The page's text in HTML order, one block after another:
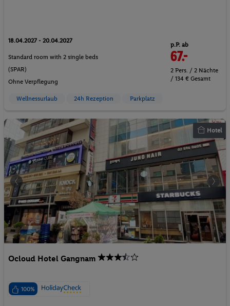
18.04.2027 - 20.04.2027
Standard room with 2 single beds
(SPAR)
Ohne Verpflegung
p.P. ab
67.-
2 Pers. / 2 Nächte
/ 134 € Gesamt
Wellnessurlaub 24h Rezeption Parkplatz
Hotel
Ocloud Hotel Gangnam
100%